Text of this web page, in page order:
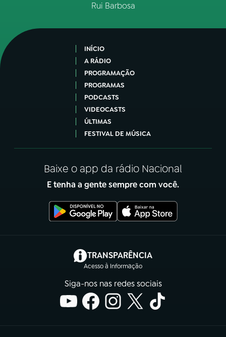
Rui Barbosa
INÍCIO
A RÁDIO
PROGRAMAÇÃO
PROGRAMAS
PODCASTS
VIDEOCASTS
ÚLTIMAS
FESTIVAL DE MÚSICA
Baixe o app da rádio Nacional
E tenha a gente sempre com você.
TRANSPARÊNCIA
Acesso à Informação
(abre em nova aba)
Siga-nos nas redes sociais